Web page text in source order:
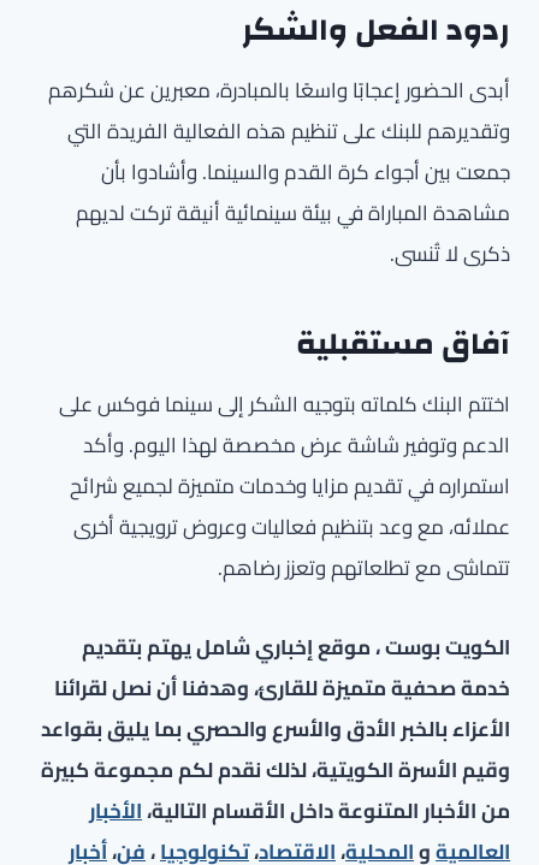
ردود الفعل والشكر
أبدى الحضور إعجابًا واسعًا بالمبادرة، معبرين عن شكرهم
وتقديرهم للبنك على تنظيم هذه الفعالية الفريدة التي
جمعت بين أجواء كرة القدم والسينما. وأشادوا بأن
مشاهدة المباراة في بيئة سينمائية أنيقة تركت لديهم
ذكرى لا تُنسى.
آفاق مستقبلية
اختتم البنك كلماته بتوجيه الشكر إلى سينما فوكس على
الدعم وتوفير شاشة عرض مخصصة لهذا اليوم. وأكد
استمراره في تقديم مزايا وخدمات متميزة لجميع شرائح
عملائه، مع وعد بتنظيم فعاليات وعروض ترويجية أخرى
تتماشى مع تطلعاتهم وتعزز رضاهم.
الكويت بوست ، موقع إخباري شامل يهتم بتقديم
خدمة صحفية متميزة للقارئ، وهدفنا أن نصل لقرائنا
الأعزاء بالخبر الأدق والأسرع والحصري بما يليق بقواعد
وقيم الأسرة الكويتية، لذلك نقدم لكم مجموعة كبيرة
من الأخبار المتنوعة داخل الأقسام التالية،الأخبار
العالميةوالمحلية،الاقتصاد،تكنولوجيا،فن،أخبار